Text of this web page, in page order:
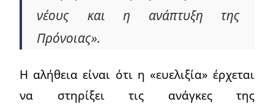
νέους και η ανάπτυξη της
Πρόνοιας».
Η αλήθεια είναι ότι η «ευελιξία» έρχεται
να στηρίξει τις ανάγκες της